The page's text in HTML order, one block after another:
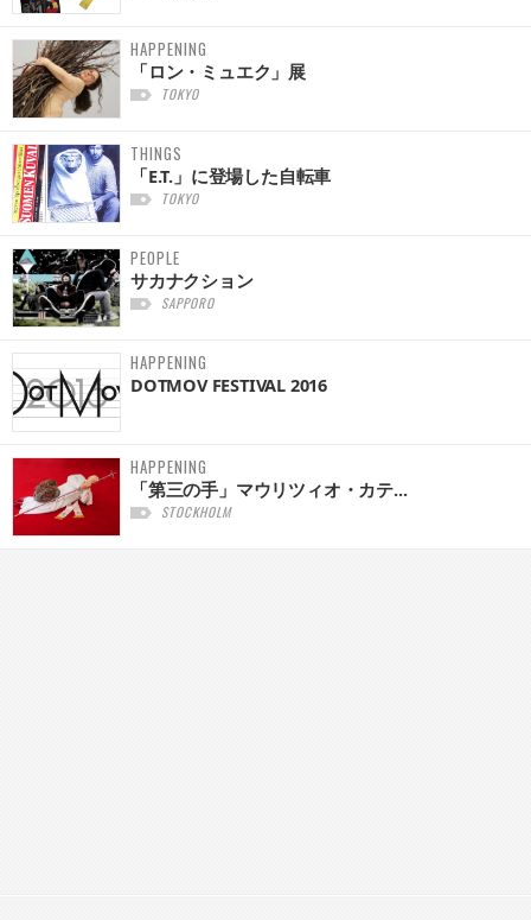
HAPPENING
「ロン・ミュエク」展
TOKYO
THINGS
「E.T.」に登場した自転車
TOKYO
PEOPLE
サカナクション
SAPPORO
HAPPENING
DOTMOV FESTIVAL 2016
HAPPENING
「第三の手」マウリツィオ・カテ...
STOCKHOLM